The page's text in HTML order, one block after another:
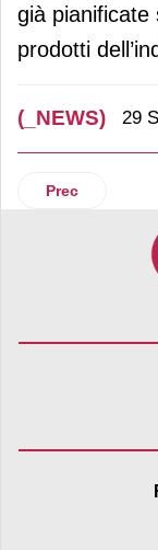
già pianificate
prodotti
(_NEWS) 29
Articolo
Prec